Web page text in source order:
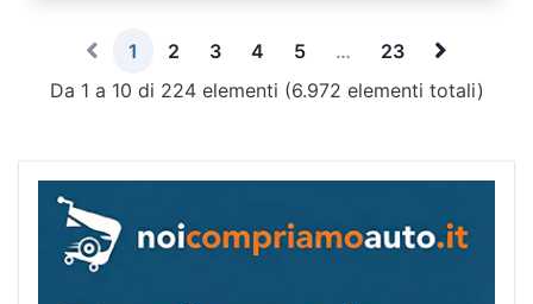
1 2 3 4 5 …
23
Da 1 a 10 di 224 elementi (6.972 elementi totali)